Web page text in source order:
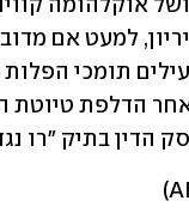
הדין בתיק "רו